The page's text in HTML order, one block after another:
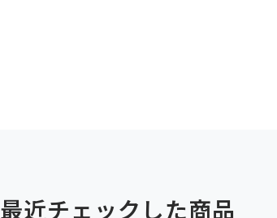
最近チェックした商品